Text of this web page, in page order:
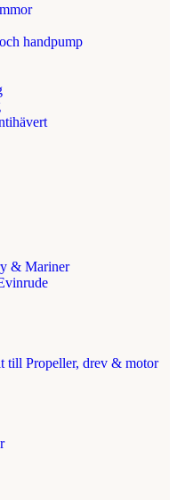
handpump
& Mariner
till Propeller, drev & motor